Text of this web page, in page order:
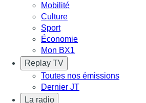
Mobilité
Culture
Sport
Économie
Mon BX1
Replay TV
Toutes nos émissions
Dernier JT
La radio